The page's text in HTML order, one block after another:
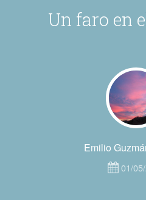
Un faro en
Emilio
01/